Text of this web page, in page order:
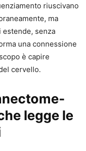
riuscivano
ma
estende, senza
una connessione
è capire
cervello.
legge le